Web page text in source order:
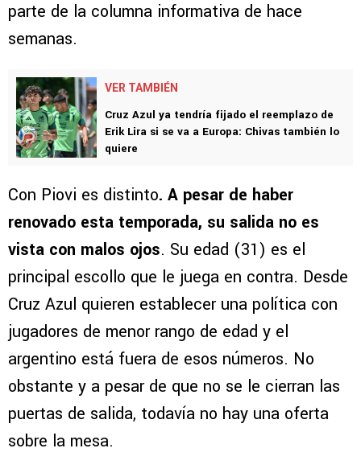
parte de la columna informativa de hace
semanas.
VER TAMBIÉN
Cruz Azul ya tendría fijado el reemplazo de
Erik Lira si se va a Europa: Chivas también lo
quiere
Con Piovi es distinto. A pesar de haber
renovado esta temporada, su salida no es
vista con malos ojos. Su edad (31) es el
principal escollo que le juega en contra. Desde
Cruz Azul quieren establecer una política con
jugadores de menor rango de edad y el
argentino está fuera de esos números. No
obstante y a pesar de que no se le cierran las
puertas de salida, todavía no hay una oferta
sobre la mesa.